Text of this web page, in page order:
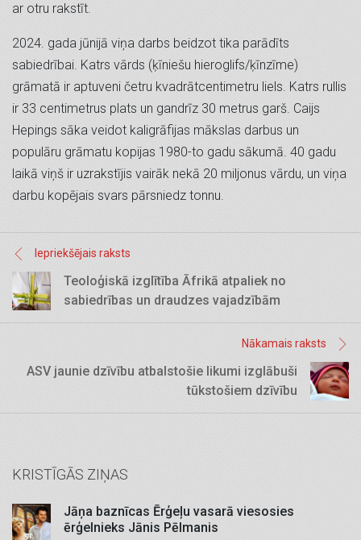
ar otru rakstīt.
2024. gada jūnijā viņa darbs beidzot tika parādīts
sabiedrībai. Katrs vārds (ķīniešu hieroglifs/ķīnzīme)
grāmatā ir aptuveni četru kvadrātcentimetru liels. Katrs rullis
ir 33 centimetrus plats un gandrīz 30 metrus garš. Caijs
Hepings sāka veidot kaligrāfijas mākslas darbus un
populāru grāmatu kopijas 1980-to gadu sākumā. 40 gadu
laikā viņš ir uzrakstījis vairāk nekā 20 miljonus vārdu, un viņa
darbu kopējais svars pārsniedz tonnu.
Iepriekšējais raksts
Teoloģiskā izglītība Āfrikā atpaliek no
sabiedrības un draudzes vajadzībām
Nākamais raksts
ASV jaunie dzīvību atbalstošie likumi izglābuši
tūkstošiem dzīvību
KRISTĪGĀS ZIŅAS
Jāņa baznīcas Ērģeļu vasarā viesosies
ērģelnieks Jānis Pēlmanis